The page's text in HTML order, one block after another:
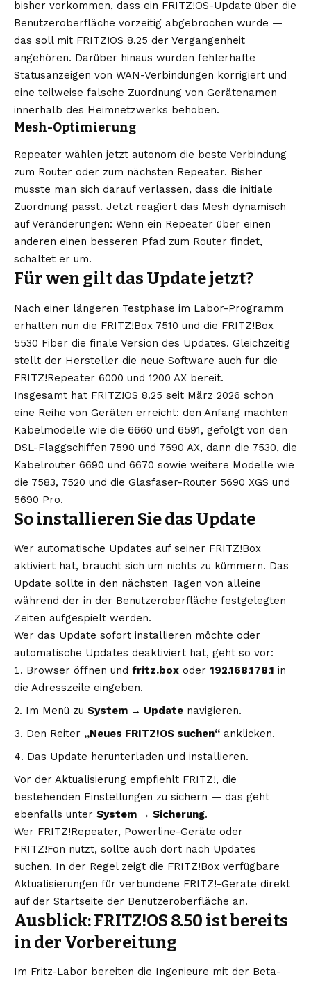
bisher vorkommen, dass ein FRITZ!OS-Update über die
Benutzeroberfläche vorzeitig abgebrochen wurde —
das soll mit FRITZ!OS 8.25 der Vergangenheit
angehören. Darüber hinaus wurden fehlerhafte
Statusanzeigen von WAN-Verbindungen korrigiert und
eine teilweise falsche Zuordnung von Gerätenamen
innerhalb des Heimnetzwerks behoben.
Mesh-Optimierung
Repeater wählen jetzt autonom die beste Verbindung
zum Router oder zum nächsten Repeater. Bisher
musste man sich darauf verlassen, dass die initiale
Zuordnung passt. Jetzt reagiert das Mesh dynamisch
auf Veränderungen: Wenn ein Repeater über einen
anderen einen besseren Pfad zum Router findet,
schaltet er um.
Für wen gilt das Update jetzt?
Nach einer längeren Testphase im Labor-Programm
erhalten nun die FRITZ!Box 7510 und die FRITZ!Box
5530 Fiber die finale Version des Updates. Gleichzeitig
stellt der Hersteller die neue Software auch für die
FRITZ!Repeater 6000 und 1200 AX bereit.
Insgesamt hat FRITZ!OS 8.25 seit März 2026 schon
eine Reihe von Geräten erreicht: den Anfang machten
Kabelmodelle wie die 6660 und 6591, gefolgt von den
DSL-Flaggschiffen 7590 und 7590 AX, dann die 7530, die
Kabelrouter 6690 und 6670 sowie weitere Modelle wie
die 7583, 7520 und die Glasfaser-Router 5690 XGS und
5690 Pro.
So installieren Sie das Update
Wer automatische Updates auf seiner FRITZ!Box
aktiviert hat, braucht sich um nichts zu kümmern. Das
Update sollte in den nächsten Tagen von alleine
während der in der Benutzeroberfläche festgelegten
Zeiten aufgespielt werden.
Wer das Update sofort installieren möchte oder
automatische Updates deaktiviert hat, geht so vor:
Browser öffnen und fritz.box oder 192.168.178.1 in
die Adresszeile eingeben.
Im Menü zu System → Update navigieren.
Den Reiter „Neues FRITZ!OS suchen“ anklicken.
Das Update herunterladen und installieren.
Vor der Aktualisierung empfiehlt FRITZ!, die
bestehenden Einstellungen zu sichern — das geht
ebenfalls unter System → Sicherung.
Wer FRITZ!Repeater, Powerline-Geräte oder
FRITZ!Fon nutzt, sollte auch dort nach Updates
suchen. In der Regel zeigt die FRITZ!Box verfügbare
Aktualisierungen für verbundene FRITZ!-Geräte direkt
auf der Startseite der Benutzeroberfläche an.
Ausblick: FRITZ!OS 8.50 ist bereits
in der Vorbereitung
Im Fritz-Labor bereiten die Ingenieure mit der Beta-